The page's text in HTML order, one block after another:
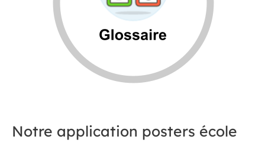
Notre application posters école